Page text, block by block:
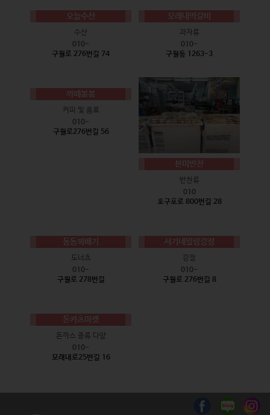
오늘수산
수산
010-
구월로 276번길 74
모래내떡갈비
과자류
010-
구월동 1263-3
까페봄봄
커피 및 음료
010-
구월로276번길 56
본미반찬
반찬류
010
호구포로 800번길 28
동동꽈배기
도너츠
010-
구월로 278번길
서기네말랑강정
강정
010-
구월로 276번길 8
돈카츠마켓
돈까스 종류 다양
010-
모래내로25번길 16